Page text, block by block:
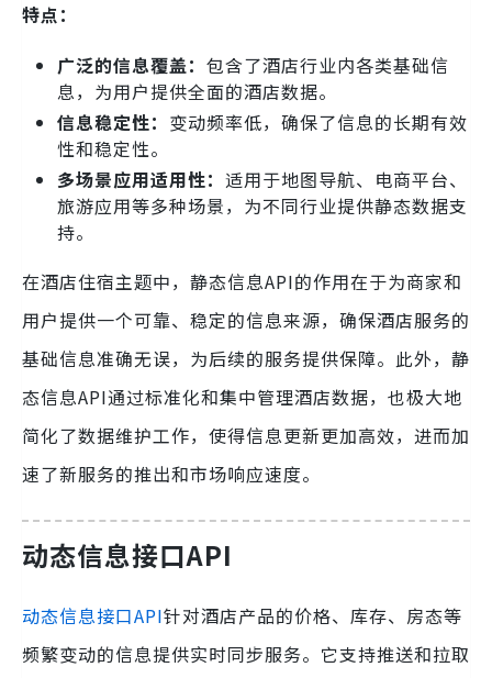
特点：
广泛的信息覆盖： 包含了酒店行业内各类基础信
息，为用户提供全面的酒店数据。
信息稳定性： 变动频率低，确保了信息的长期有效
性和稳定性。
多场景应用适用性： 适用于地图导航、电商平台、
旅游应用等多种场景，为不同行业提供静态数据支
持。
在酒店住宿主题中，静态信息API的作用在于为商家和
用户提供一个可靠、稳定的信息来源，确保酒店服务的
基础信息准确无误，为后续的服务提供保障。此外，静
态信息API通过标准化和集中管理酒店数据，也极大地
简化了数据维护工作，使得信息更新更加高效，进而加
速了新服务的推出和市场响应速度。
动态信息接口API
动态信息接口API针对酒店产品的价格、库存、房态等
频繁变动的信息提供实时同步服务。它支持推送和拉取